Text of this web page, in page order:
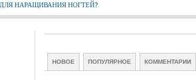
НАРАЩИВАНИЯ НОГТЕЙ?
НОВОЕ ПОПУЛЯРНОЕ КОММЕНТАРИИ